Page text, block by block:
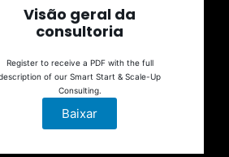
Visão geral da
consultoria
Register to receive a PDF with the full
of our Smart Start & Scale-Up
Consulting.
Baixar